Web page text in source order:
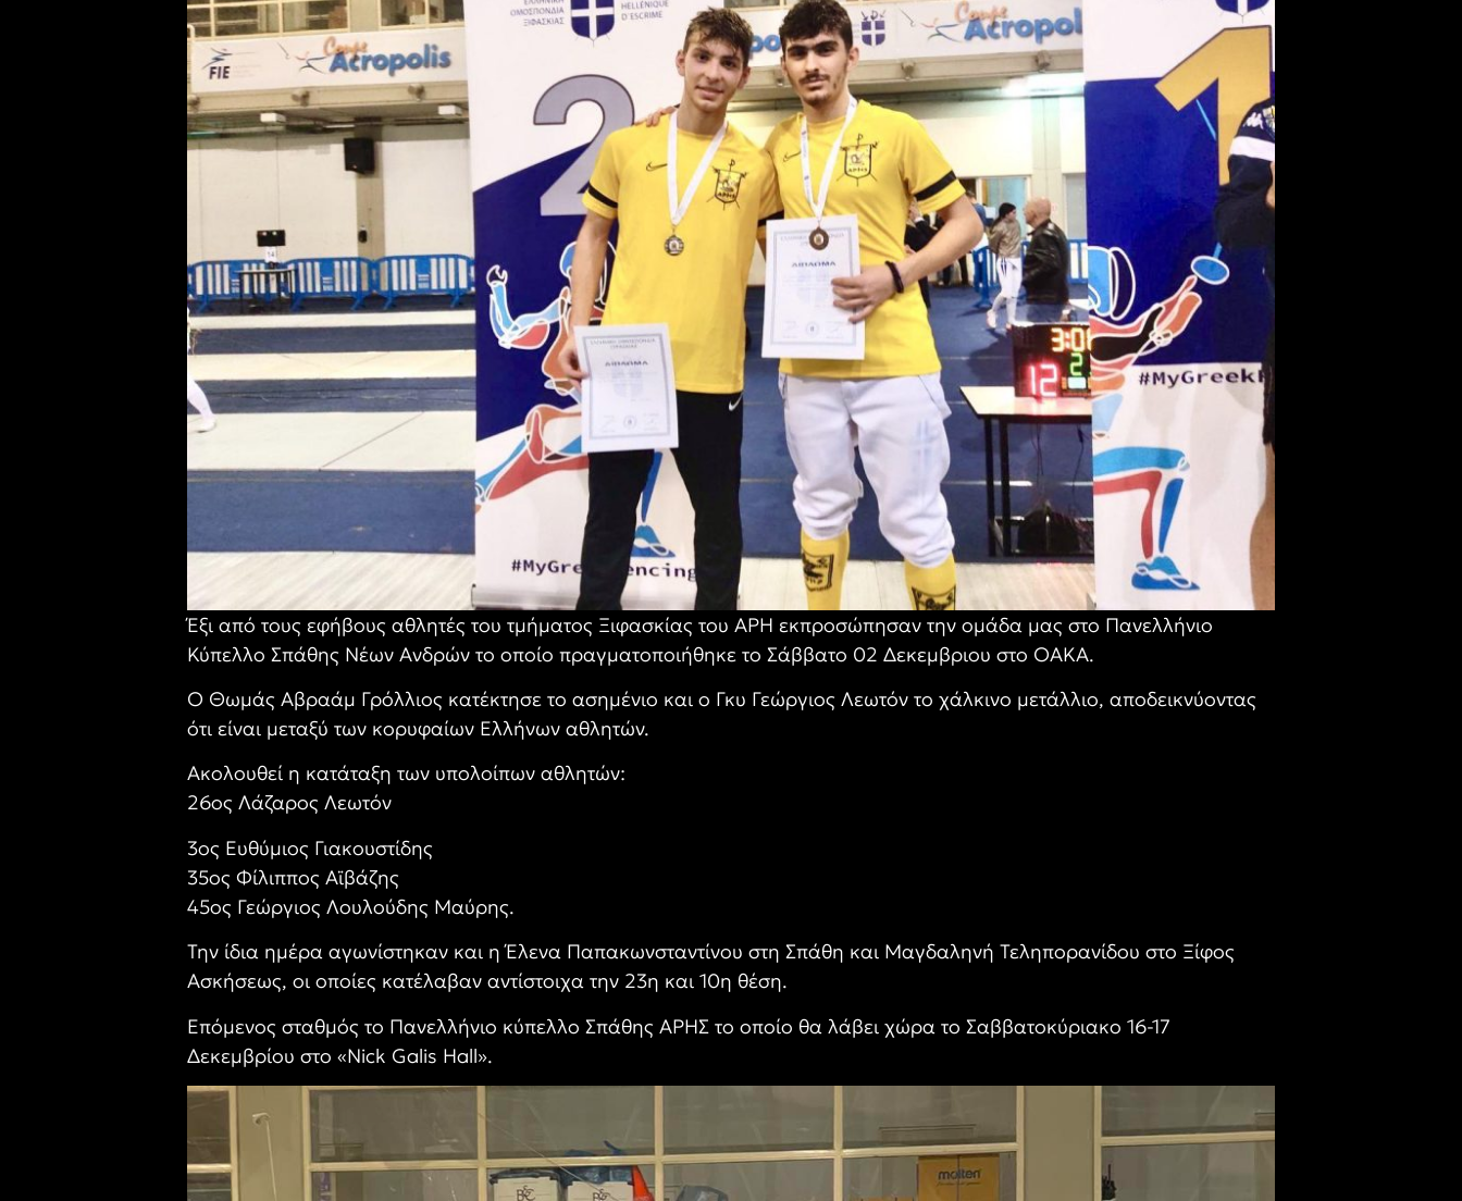
Έξι από τους εφήβους αθλητές του τμήματος Ξιφασκίας του ΑΡΗ εκπροσώπησαν την ομάδα μας στο Πανελλήνιο
Κύπελλο Σπάθης Νέων Ανδρών το οποίο πραγματοποιήθηκε το Σάββατο 02 Δεκεμβριου στο ΟΑΚΑ.
Ο Θωμάς Αβραάμ Γρόλλιος κατέκτησε το ασημένιο και ο Γκυ Γεώργιος Λεωτόν το χάλκινο μετάλλιο, αποδεικνύοντας
ότι είναι μεταξύ των κορυφαίων Ελλήνων αθλητών.
Ακολουθεί η κατάταξη των υπολοίπων αθλητών:
26ος Λάζαρος Λεωτόν
3ος Ευθύμιος Γιακουστίδης
35ος Φίλιππος Αϊβάζης
45ος Γεώργιος Λουλούδης Μαύρης.
Την ίδια ημέρα αγωνίστηκαν και η Έλενα Παπακωνσταντίνου στη Σπάθη και Μαγδαληνή Τεληπορανίδου στο Ξίφος
Ασκήσεως, οι οποίες κατέλαβαν αντίστοιχα την 23η και 10η θέση.
Επόμενος σταθμός το Πανελλήνιο κύπελλο Σπάθης ΑΡΗΣ το οποίο θα λάβει χώρα το Σαββατοκύριακο 16-17
Δεκεμβρίου στο «Nick Galis Hall».